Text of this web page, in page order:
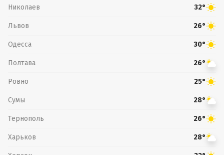
Николаев 32°
Львов 26°
Одесса 30°
Полтава 26°
Ровно 25°
Сумы 28°
Тернополь 26°
Харьков 28°